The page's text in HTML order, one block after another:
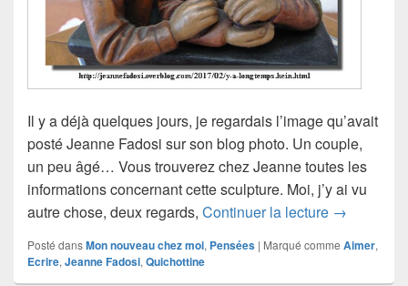
Il y a déjà quelques jours, je regardais l’image qu’avait
posté Jeanne Fadosi sur son blog photo. Un couple,
un peu âgé… Vous trouverez chez Jeanne toutes les
informations concernant cette sculpture. Moi, j’y ai vu
autre chose, deux regards, Continuer la lecture Macho (2)
→
Posté dansMon nouveau chez moi, Pensées | Marqué comme Aimer,
Ecrire, Jeanne Fadosi, Quichottine